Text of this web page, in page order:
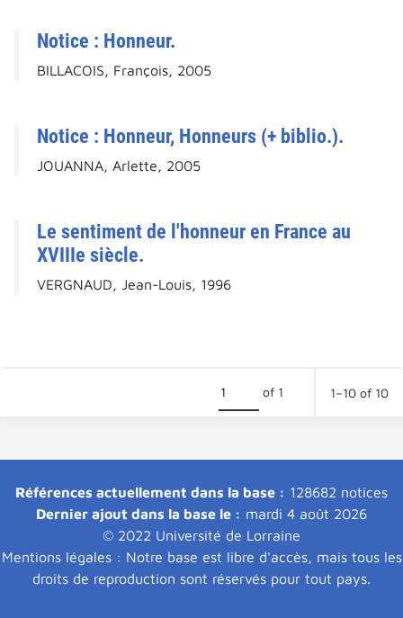
Notice : Honneur.
BILLACOIS, François, 2005
Notice : Honneur, Honneurs (+ biblio.).
JOUANNA, Arlette, 2005
Le sentiment de l'honneur en France au
XVIIIe siècle.
VERGNAUD, Jean-Louis, 1996
of 1 1–10 of 10
Références actuellement dans la base : 128682 notices
Dernier ajout dans la base le : mardi 4 août 2026
© 2022 Université de Lorraine
Mentions légales : Notre base est libre d'accès, mais tous les
droits de reproduction sont réservés pour tout pays.